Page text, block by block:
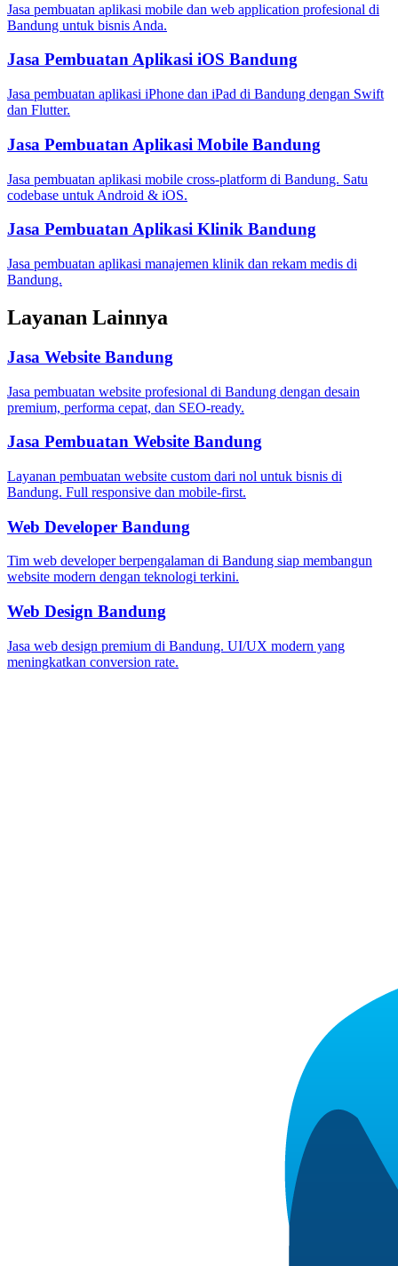
Jasa pembuatan aplikasi mobile dan web application profesional di
Bandung untuk bisnis Anda.
Jasa Pembuatan Aplikasi iOS Bandung
Jasa pembuatan aplikasi iPhone dan iPad di Bandung dengan Swift
dan Flutter.
Jasa Pembuatan Aplikasi Mobile Bandung
Jasa pembuatan aplikasi mobile cross-platform di Bandung. Satu
codebase untuk Android & iOS.
Jasa Pembuatan Aplikasi Klinik Bandung
Jasa pembuatan aplikasi manajemen klinik dan rekam medis di
Bandung.
Layanan Lainnya
Jasa Website Bandung
Jasa pembuatan website profesional di Bandung dengan desain
premium, performa cepat, dan SEO-ready.
Jasa Pembuatan Website Bandung
Layanan pembuatan website custom dari nol untuk bisnis di
Bandung. Full responsive dan mobile-first.
Web Developer Bandung
Tim web developer berpengalaman di Bandung siap membangun
website modern dengan teknologi terkini.
Web Design Bandung
Jasa web design premium di Bandung. UI/UX modern yang
meningkatkan conversion rate.